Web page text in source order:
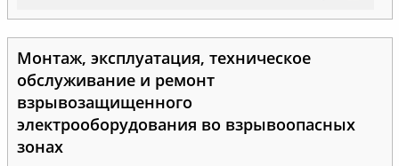
Монтаж, эксплуатация, техническое
обслуживание и ремонт
взрывозащищенного
электрооборудования во взрывоопасных
зонах